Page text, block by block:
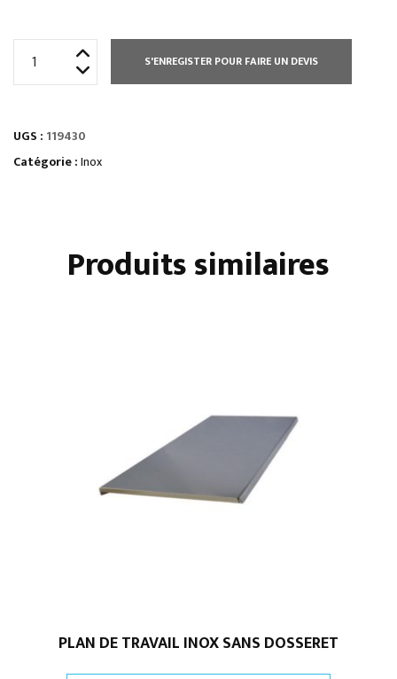
TRAVAIL
INOX
S'ENREGISTER POUR FAIRE UN DEVIS
UGS : 119430
Catégorie :Inox
Produits similaires
PLAN DE TRAVAIL INOX SANS DOSSERET